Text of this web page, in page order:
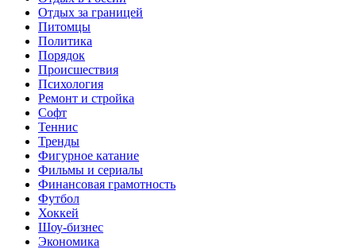
Отдых за границей
Питомцы
Политика
Порядок
Происшествия
Психология
Ремонт и стройка
Софт
Теннис
Тренды
Фигурное катание
Фильмы и сериалы
Финансовая грамотность
Футбол
Хоккей
Шоу-бизнес
Экономика